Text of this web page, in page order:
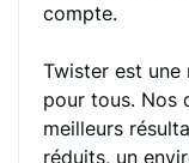
compte.
Twister est
pour tous. Nos
meilleurs
réduits, un